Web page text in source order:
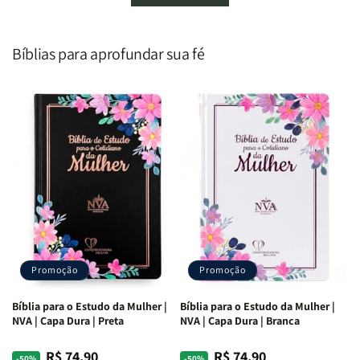
o
Coração
Deus
Ribeiro
o
Deus
|
Adriel
Ribeiro
|
Penkal
Penkal
Bíblias para aprofundar sua fé
Promoção
Bíblia para o Estudo da Mulher |
NVA | Capa Dura | Preta
Promoção
Bíblia para o Estudo da Mulher |
NVA | Capa Dura | Branca